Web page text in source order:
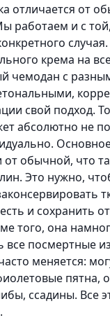
отличается от
работаем и с
крема на
чемодан с
свой подход.
абсолютно не
от обычной, что
Это нужно,
и сохранить
того, она
все посмертные
меняется:
пятна,
ссадины. Все